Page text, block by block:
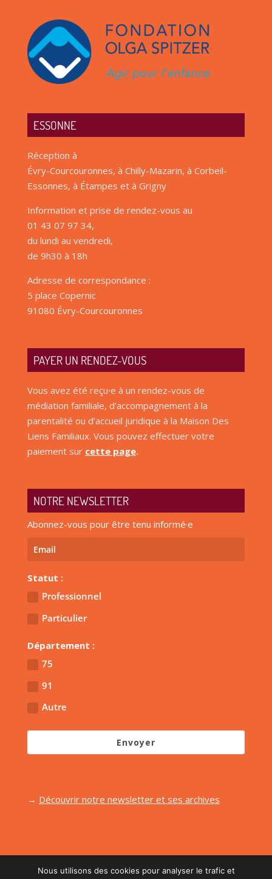
ESSONNE
Réception à
Évry-Courcouronnes, à Chilly-Mazarin, à Corbeil-
Essonnes, à Étampes et à Grigny
Information et prise de rendez-vous au
01 43 07 97 34,
du lundi au vendredi,
de 9h30 à 18h
Adresse de correspondance :
5 place Copernic
91080 Évry-Courcouronnes
PAYER UN RENDEZ-VOUS
Vous avez été reçu·e à un rendez-vous de
médiation familiale, d’accompagnement à la
parentalité ou d’accueil juridique à la Maison Des
Liens Familiaux. Vous pouvez effectuer votre
paiement sur cette page.
NOTRE NEWSLETTER
Abonnez-vous pour être tenu informé·e
Statut :
Professionnel
Particulier
Département :
75
91
Autre
Envoyer
→ Découvrir notre newsletter et ses archives
Nous utilisons des cookies pour analyser le trafic et